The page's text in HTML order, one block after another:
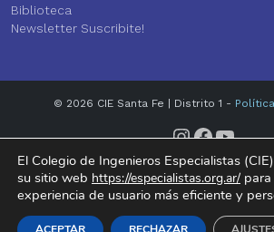
Biblioteca
Newsletter Suscribite!
© 2026 CIE Santa Fe | Distrito 1 -
El Colegio de Ingenieros Especialistas
su sitio web https://especialistas.org.ar/
experiencia de usuario más eficiente y